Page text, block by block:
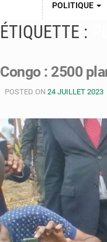
POLITIQUE
ÉTIQUETTE :
Congo : 2500
POSTED ON 24 JUILLET 2023